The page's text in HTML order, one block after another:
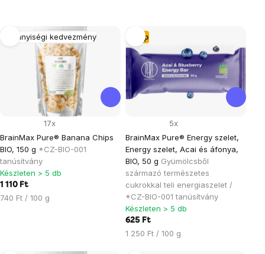
Termékek
listája
Mennyiségi kedvezmény
BrainMax Pure® Banana Chips
BIO, 150 g *CZ-BIO-001
tanúsítvány
17x
Készleten > 5 db
1 110 Ft
Egységár:
740 Ft / 100 g
Tipp
BrainMax Pure® Energy szelet,
Energy szelet, Acai és áfonya,
BIO, 50 g Gyümölcsből
származó természetes
cukrokkal teli energiaszelet /
*CZ-BIO-001 tanúsítvány
5x
Készleten > 5 db
625 Ft
Egységár:
1 250 Ft / 100 g